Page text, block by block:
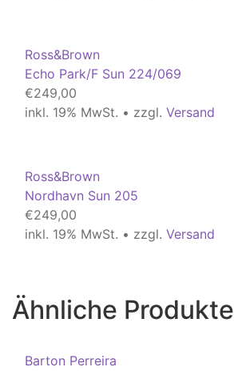
Ross&Brown
Echo Park/F Sun 224/069
€249,00
inkl. 19% MwSt. • zzgl. Versand
Ross&Brown
Nordhavn Sun 205
€249,00
inkl. 19% MwSt. • zzgl. Versand
Ähnliche Produkte
Barton Perreira